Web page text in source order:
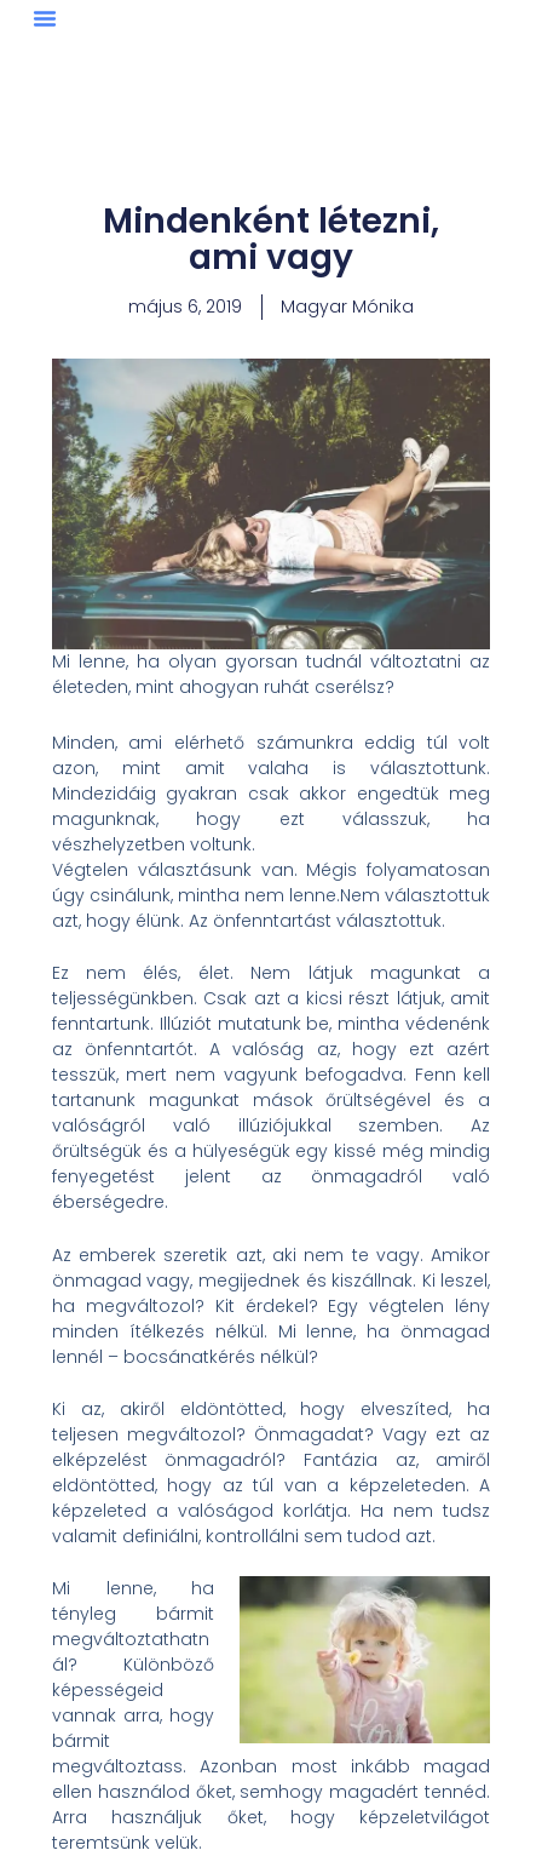
Mindenként létezni,
ami vagy
május 6, 2019 Magyar Mónika
Mi lenne, ha olyan gyorsan tudnál változtatni az
életeden, mint ahogyan ruhát cserélsz?
Minden, ami elérhető számunkra eddig túl volt
azon, mint amit valaha is választottunk.
Mindezidáig gyakran csak akkor engedtük meg
magunknak, hogy ezt válasszuk, ha
vészhelyzetben voltunk.
Végtelen választásunk van. Mégis folyamatosan
úgy csinálunk, mintha nem lenne.Nem választottuk
azt, hogy élünk. Az önfenntartást választottuk.
Ez nem élés, élet. Nem látjuk magunkat a
teljességünkben. Csak azt a kicsi részt látjuk, amit
fenntartunk. Illúziót mutatunk be, mintha védenénk
az önfenntartót. A valóság az, hogy ezt azért
tesszük, mert nem vagyunk befogadva. Fenn kell
tartanunk magunkat mások őrültségével és a
valóságról való illúziójukkal szemben. Az
őrültségük és a hülyeségük egy kissé még mindig
fenyegetést jelent az önmagadról való
éberségedre.
Az emberek szeretik azt, aki nem te vagy. Amikor
önmagad vagy, megijednek és kiszállnak. Ki leszel,
ha megváltozol? Kit érdekel? Egy végtelen lény
minden ítélkezés nélkül. Mi lenne, ha önmagad
lennél – bocsánatkérés nélkül?
Ki az, akiről eldöntötted, hogy elveszíted, ha
teljesen megváltozol? Önmagadat? Vagy ezt az
elképzelést önmagadról? Fantázia az, amiről
eldöntötted, hogy az túl van a képzeleteden. A
képzeleted a valóságod korlátja. Ha nem tudsz
valamit definiálni, kontrollálni sem tudod azt.
Mi lenne, ha
tényleg bármit
megváltoztathatn
ál? Különböző
képességeid
vannak arra, hogy
bármit
megváltoztass. Azonban most inkább magad
ellen használod őket, semhogy magadért tennéd.
Arra használjuk őket, hogy képzeletvilágot
teremtsünk velük.